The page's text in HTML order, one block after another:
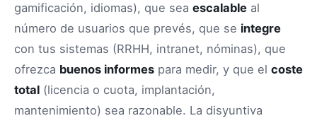
gamificación, idiomas), que sea escalable al
número de usuarios que prevés, que se integre
con tus sistemas (RRHH, intranet, nóminas), que
ofrezca buenos informes para medir, y que el coste
total (licencia o cuota, implantación,
mantenimiento) sea razonable. La disyuntiva